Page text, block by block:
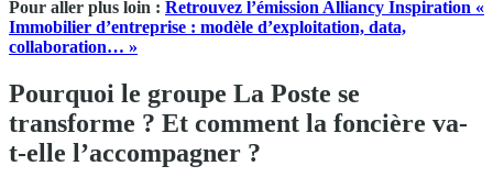
Pour aller plus loin : Retrouvez l’émission Alliancy Inspiration «
Immobilier d’entreprise : modèle d’exploitation, data,
collaboration… »
Pourquoi le groupe La Poste se
transforme ? Et comment la foncière va-
t-elle l’accompagner ?